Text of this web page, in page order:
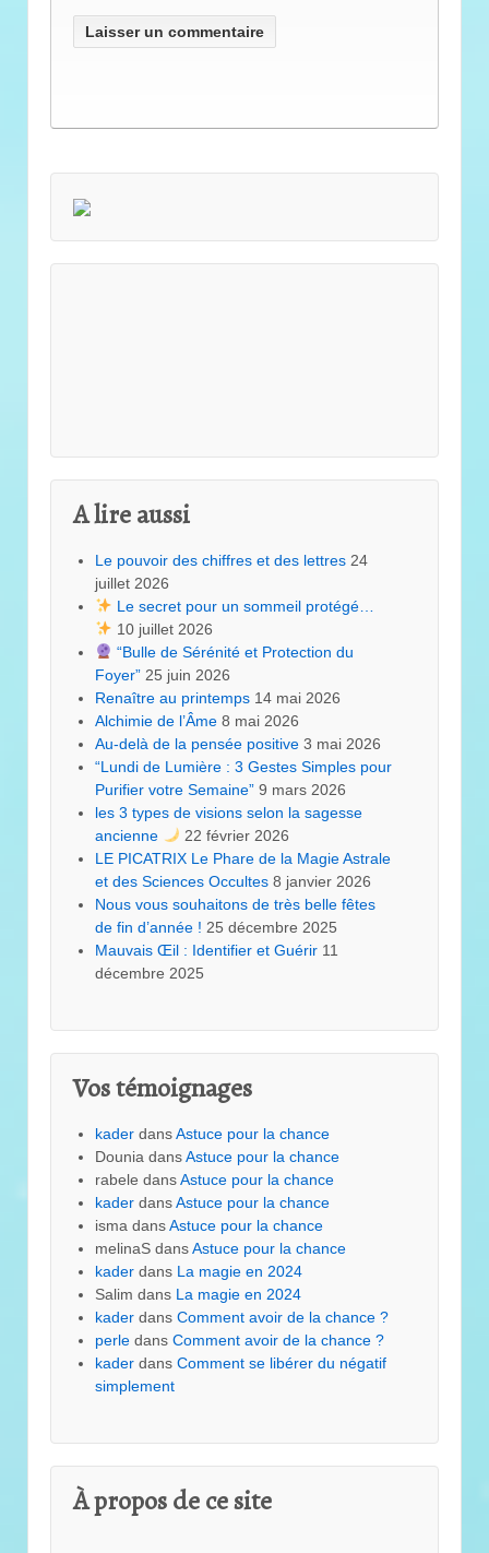
A lire aussi
Le pouvoir des chiffres et des lettres 24
juillet 2026
Le secret pour un sommeil protégé…
10 juillet 2026
“Bulle de Sérénité et Protection du
Foyer” 25 juin 2026
Renaître au printemps 14 mai 2026
Alchimie de l’Âme 8 mai 2026
Au-delà de la pensée positive 3 mai 2026
“Lundi de Lumière : 3 Gestes Simples pour
Purifier votre Semaine” 9 mars 2026
les 3 types de visions selon la sagesse
ancienne
22 février 2026
LE PICATRIX Le Phare de la Magie Astrale
et des Sciences Occultes 8 janvier 2026
Nous vous souhaitons de très belle fêtes
de fin d’année ! 25 décembre 2025
Mauvais Œil : Identifier et Guérir 11
décembre 2025
Vos témoignages
kader dansAstuce pour la chance
Dounia dansAstuce pour la chance
rabele dansAstuce pour la chance
kader dansAstuce pour la chance
isma dansAstuce pour la chance
melinaS dansAstuce pour la chance
kader dans La magie en 2024
Salim dans La magie en 2024
kader dans Comment avoir de la chance ?
perle dans Comment avoir de la chance ?
kader dans Comment se libérer du négatif
simplement
À propos de ce site